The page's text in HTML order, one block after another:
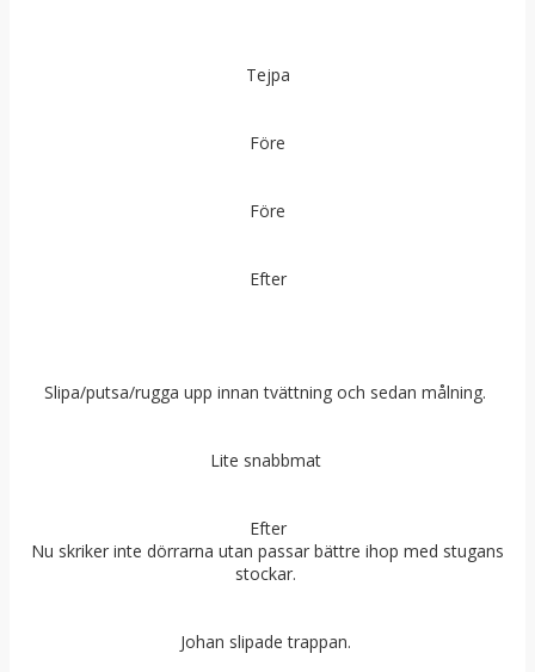
Tejpa
Före
Före
Efter
Slipa/putsa/rugga upp innan tvättning och sedan målning.
Lite snabbmat
Efter
Nu skriker inte dörrarna utan passar bättre ihop med stugans
stockar.
Johan slipade trappan.